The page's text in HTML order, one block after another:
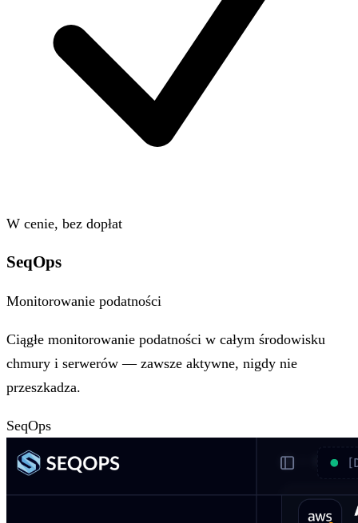
W cenie, bez dopłat
SeqOps
Monitorowanie podatności
Ciągłe monitorowanie podatności w całym środowisku
chmury i serwerów — zawsze aktywne, nigdy nie
przeszkadza.
SeqOps